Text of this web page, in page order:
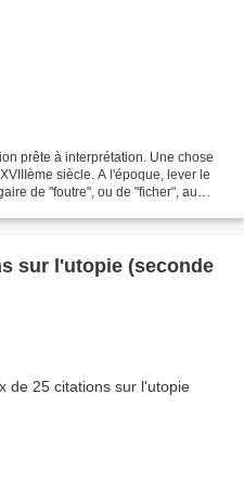
prête à interprétation. Une chose
siècle. A l'époque, lever le
de "foutre", ou de "ficher", au
sur l'utopie (seconde